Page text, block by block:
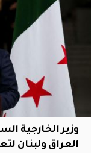
وزير الخارجية
العراق ولبنان